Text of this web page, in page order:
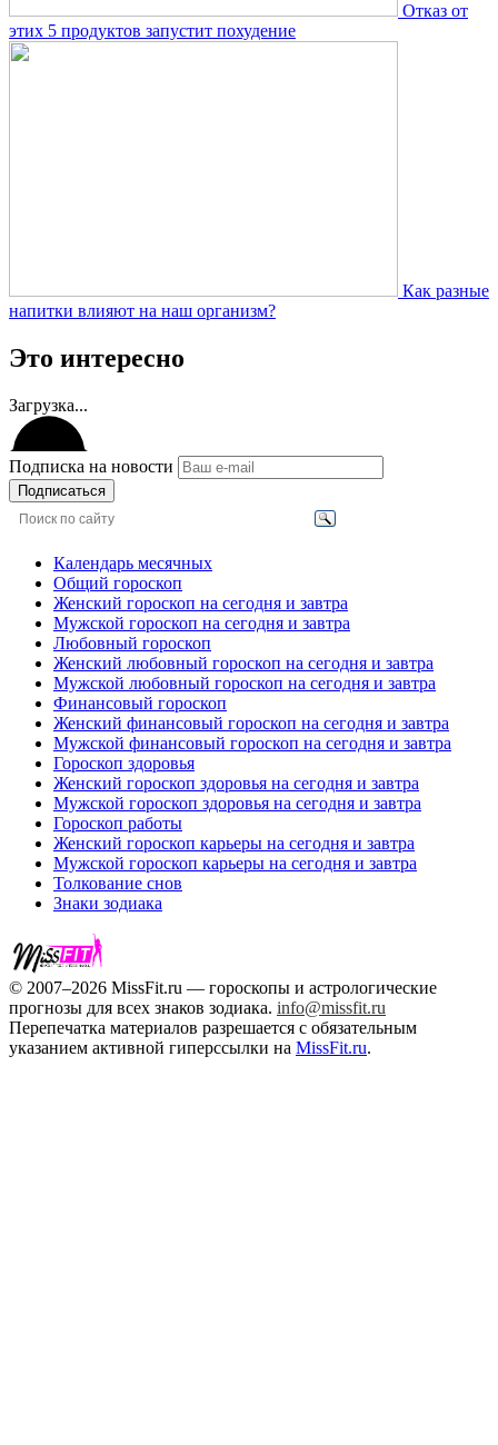
Отказ от
этих 5 продуктов запустит похудение
Как разные
напитки влияют на наш организм?
Это интересно
Загрузка...
Подписка на новости
Подписаться
Календарь месячных
Общий гороскоп
Женский гороскоп на сегодня и завтра
Мужской гороскоп на сегодня и завтра
Любовный гороскоп
Женский любовный гороскоп на сегодня и завтра
Мужской любовный гороскоп на сегодня и завтра
Финансовый гороскоп
Женский финансовый гороскоп на сегодня и завтра
Мужской финансовый гороскоп на сегодня и завтра
Гороскоп здоровья
Женский гороскоп здоровья на сегодня и завтра
Мужской гороскоп здоровья на сегодня и завтра
Гороскоп работы
Женский гороскоп карьеры на сегодня и завтра
Мужской гороскоп карьеры на сегодня и завтра
Толкование снов
Знаки зодиака
© 2007–2026 MissFit.ru — гороскопы и астрологические
прогнозы для всех знаков зодиака. info@missfit.ru
Перепечатка материалов разрешается с обязательным
указанием активной гиперссылки на MissFit.ru.